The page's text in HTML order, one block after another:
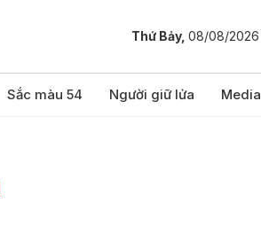
Thứ Bảy, 08/08/2026
Sắc màu 54 Người giữ lửa Media